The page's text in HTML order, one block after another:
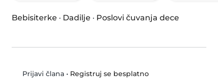
Bebisiterke · Dadilje · Poslovi čuvanja dece
Prijavi člana• Registruj se besplatno